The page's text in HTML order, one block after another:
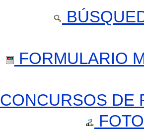
FORMULARIO
CONCURSOS DE